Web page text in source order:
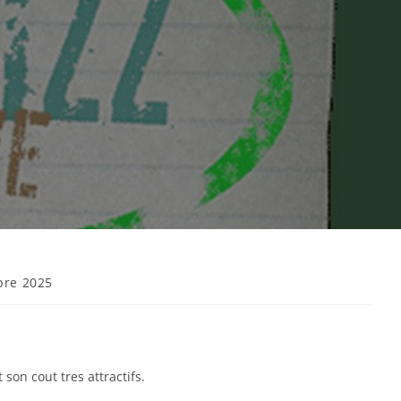
2025
son cout tres attractifs.